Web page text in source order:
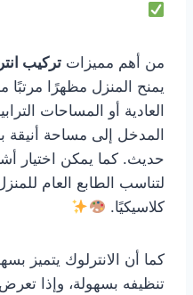
من أهم مميزات تركيب
يمنح المنزل مظهرًا مرتبًا
العادية أو المساحات
المدخل إلى مساحة أنيقة
حديث. كما يمكن اختيار
لتناسب الطابع العام
كلاسيكيًا.
كما أن الانترلوك يتميز
تنظيفه بسهولة، وإذا